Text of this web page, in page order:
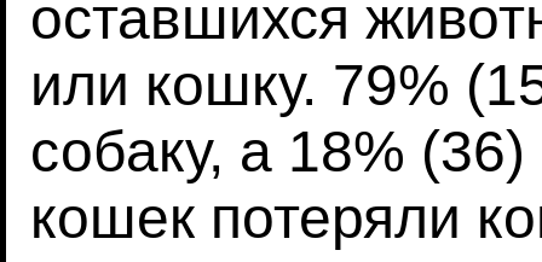
оставшихся
или кошку. 79%
собаку, а 18%
кошек потеряли